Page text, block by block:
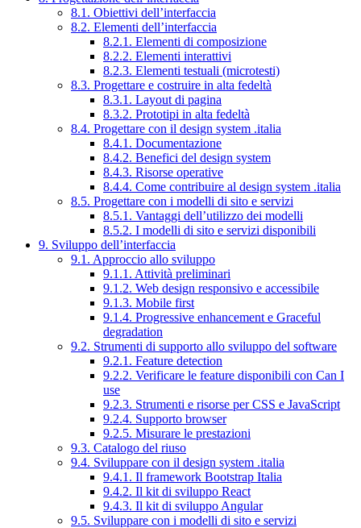
8.1. Obiettivi dell’interfaccia
8.2. Elementi dell’interfaccia
8.2.1. Elementi di composizione
8.2.2. Elementi interattivi
8.2.3. Elementi testuali (microtesti)
8.3. Progettare e costruire in alta fedeltà
8.3.1. Layout di pagina
8.3.2. Prototipi in alta fedeltà
8.4. Progettare con il design system .italia
8.4.1. Documentazione
8.4.2. Benefici del design system
8.4.3. Risorse operative
8.4.4. Come contribuire al design system .italia
8.5. Progettare con i modelli di sito e servizi
8.5.1. Vantaggi dell’utilizzo dei modelli
8.5.2. I modelli di sito e servizi disponibili
9. Sviluppo dell’interfaccia
9.1. Approccio allo sviluppo
9.1.1. Attività preliminari
9.1.2. Web design responsivo e accessibile
9.1.3. Mobile first
9.1.4. Progressive enhancement e Graceful
degradation
9.2. Strumenti di supporto allo sviluppo del software
9.2.1. Feature detection
9.2.2. Verificare le feature disponibili con Can I
use
9.2.3. Strumenti e risorse per CSS e JavaScript
9.2.4. Supporto browser
9.2.5. Misurare le prestazioni
9.3. Catalogo del riuso
9.4. Sviluppare con il design system .italia
9.4.1. Il framework Bootstrap Italia
9.4.2. Il kit di sviluppo React
9.4.3. Il kit di sviluppo Angular
9.5. Sviluppare con i modelli di sito e servizi